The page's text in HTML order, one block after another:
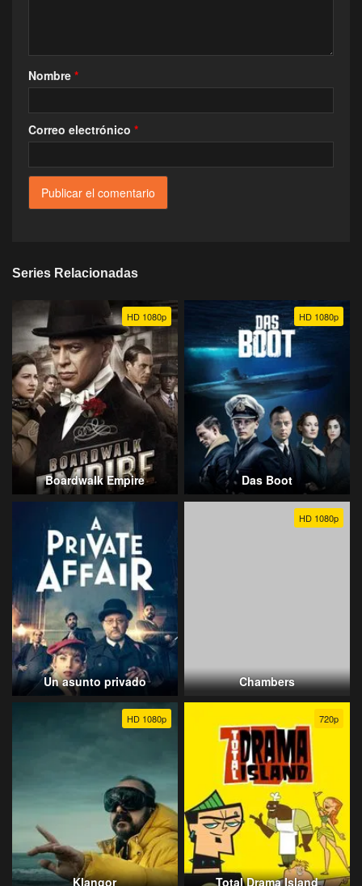
Nombre *
Correo electrónico *
Series Relacionadas
HD 1080p
Boardwalk Empire
HD 1080p
Das Boot
Un asunto privado
HD 1080p
Chambers
HD 1080p
Klangor
720p
Total Drama Island